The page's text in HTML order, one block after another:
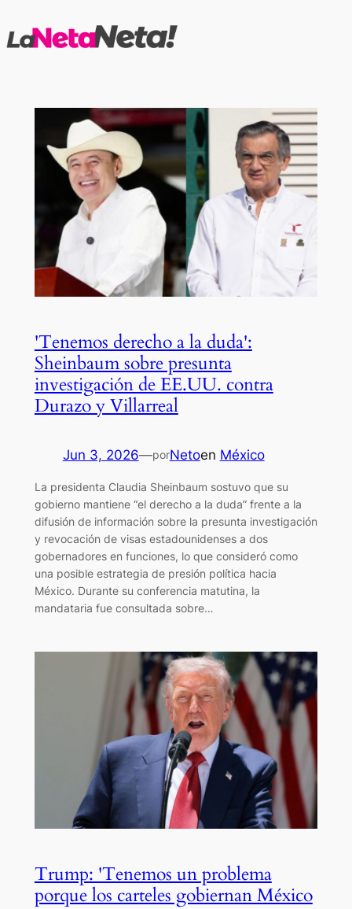
al
'Tenemos derecho a la duda':
Sheinbaum sobre presunta
investigación de EE.UU. contra
Durazo y Villarreal
Jun 3, 2026—porNetoen México
La presidenta Claudia Sheinbaum sostuvo que su
gobierno mantiene “el derecho a la duda” frente a la
difusión de información sobre la presunta investigación
y revocación de visas estadounidenses a dos
gobernadores en funciones, lo que consideró como
una posible estrategia de presión política hacia
México. Durante su conferencia matutina, la
mandataria fue consultada sobre…
Trump: 'Tenemos un problema
porque los carteles gobiernan México